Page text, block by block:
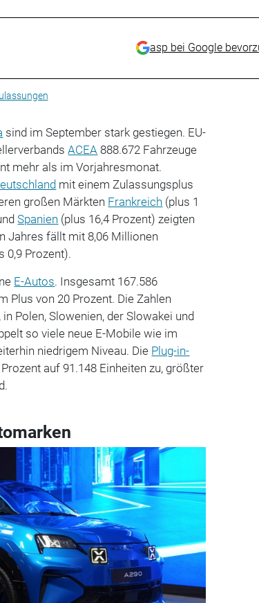
asp bei Google
sind im September stark gestiegen. EU-
ACEA 888.672 Fahrzeuge
mehr als im Vorjahresmonat.
mit einem Zulassungsplus
großen Märkten Frankreich (plus 1
Spanien (plus 16,4 Prozent) zeigten
Jahres fällt mit 8,06 Millionen
0,9 Prozent).
E-Autos. Insgesamt 167.586
Plus von 20 Prozent. Die Zahlen
Polen, Slowenien, der Slowakei und
so viele neue E-Mobile wie im
niedrigem Niveau. Die Plug-in-
auf 91.148 Einheiten zu, größter